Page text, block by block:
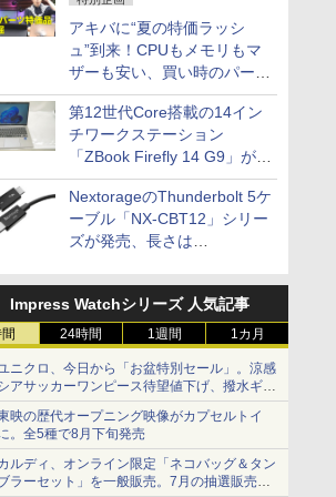
アキバに“夏の特価ラッシ
ュ”到来！CPUもメモリもマ
ザーも安い、買い時のパーツ
は？【8月7日(金)22時配信】
第12世代Core搭載の14イン
チワークステーション
「ZBook Firefly 14 G9」が
79,800円！秋葉原で中古PC
セール
NextorageのThunderbolt 5ケ
ーブル「NX-CBT12」シリー
ズが発売、長さは
Impress Watchシリーズ 人気記事
24時間 1週間 1カ月
ニクロ、今日から「お盆特別セール」。涼感
アサッカーワンピース待望値下げ、撥水ギア
ョーツは1990円に
映の歴代オープニング映像がカプセルトイ
。全5種で8月下旬発売
ルディ、オンライン限定「ネコバッグ＆タン
ラーセット」を一般販売。7月の抽選販売の